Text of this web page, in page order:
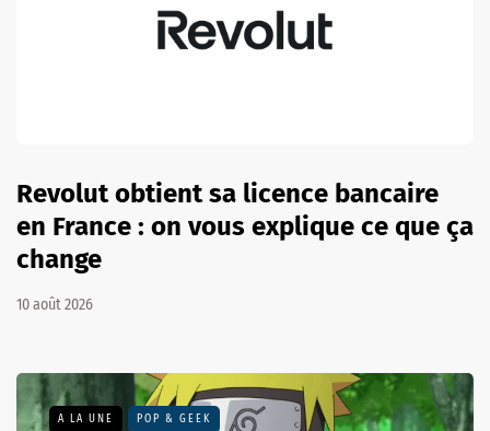
Revolut obtient sa licence bancaire
en France : on vous explique ce que ça
change
10 août 2026
A LA UNE POP & GEEK